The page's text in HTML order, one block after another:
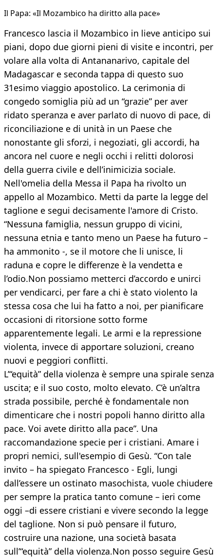
Il Papa: «Il Mozambico ha diritto alla pace»
Francesco lascia il Mozambico in lieve anticipo sui
piani, dopo due giorni pieni di visite e incontri, per
volare alla volta di Antananarivo, capitale del
Madagascar e seconda tappa di questo suo
31esimo viaggio apostolico. La cerimonia di
congedo somiglia più ad un “grazie” per aver
ridato speranza e aver parlato di nuovo di pace, di
riconciliazione e di unità in un Paese che
nonostante gli sforzi, i negoziati, gli accordi, ha
ancora nel cuore e negli occhi i relitti dolorosi
della guerra civile e dell’inimicizia sociale.
Nell'omelia della Messa il Papa ha rivolto un
appello al Mozambico. Metti da parte la legge del
taglione e segui decisamente l'amore di Cristo.
“Nessuna famiglia, nessun gruppo di vicini,
nessuna etnia e tanto meno un Paese ha futuro –
ha ammonito -, se il motore che li unisce, li
raduna e copre le differenze è la vendetta e
l’odio.Non possiamo metterci d’accordo e unirci
per vendicarci, per fare a chi è stato violento la
stessa cosa che lui ha fatto a noi, per pianificare
occasioni di ritorsione sotto forme
apparentemente legali. Le armi e la repressione
violenta, invece di apportare soluzioni, creano
nuovi e peggiori conflitti.
L’“equità” della violenza è sempre una spirale senza
uscita; e il suo costo, molto elevato. C’è un’altra
strada possibile, perché è fondamentale non
dimenticare che i nostri popoli hanno diritto alla
pace. Voi avete diritto alla pace”. Una
raccomandazione specie per i cristiani. Amare i
propri nemici, sull'esempio di Gesù. “Con tale
invito – ha spiegato Francesco - Egli, lungi
dall’essere un ostinato masochista, vuole chiudere
per sempre la pratica tanto comune – ieri come
oggi –di essere cristiani e vivere secondo la legge
del taglione. Non si può pensare il futuro,
costruire una nazione, una società basata
sull’“equità” della violenza.Non posso seguire Gesù